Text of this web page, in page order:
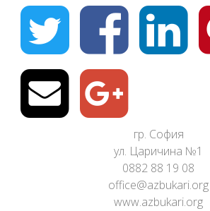
гр. София
ул. Царичина №1
0882 88 19 08
office@azbukari.org
www.azbukari.org